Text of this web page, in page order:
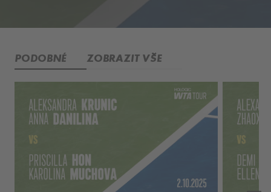
PODOBNÉ ZOBRAZIT VŠE